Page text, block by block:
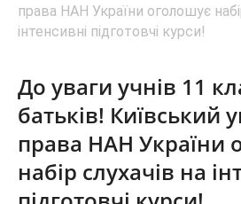
права НАН України оголошує
інтенсивні підготовчі курси!
До уваги учнів 11
батьків! Київський
права НАН України
набір слухачів на